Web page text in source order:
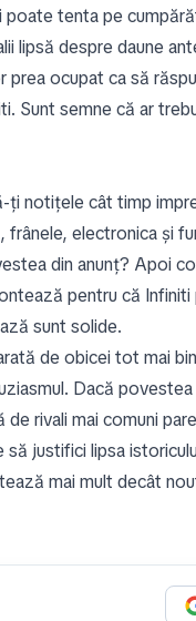
tenta pe
lipsă despre daune
ocupat ca să
Sunt semne că ar
ți notițele cât timp
electronica și
din anunț? Apoi
pentru că
sunt solide.
de obicei tot mai
Dacă
rivali mai comuni
justifici lipsa
mai mult decât